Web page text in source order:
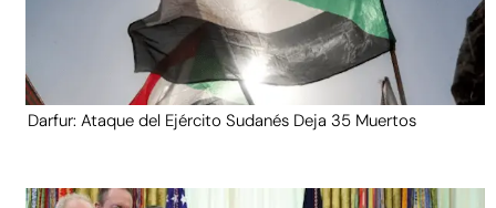
Darfur: Ataque del Ejército Sudanés Deja 35 Muertos